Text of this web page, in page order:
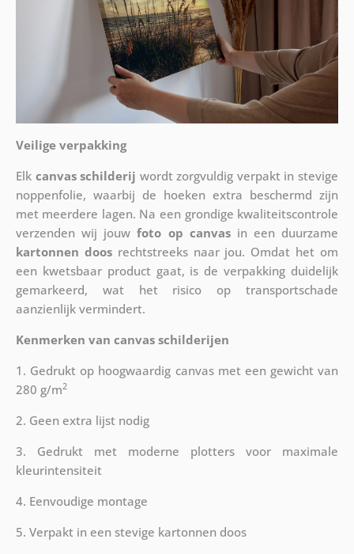
Veilige verpakking
Elk canvas schilderij wordt zorgvuldig verpakt in stevige
noppenfolie, waarbij de hoeken extra beschermd zijn
met meerdere lagen. Na een grondige kwaliteitscontrole
verzenden wij jouwfoto op canvasin een duurzame
kartonnen doosrechtstreeks naar jou. Omdat het om
een kwetsbaar product gaat, is de verpakking duidelijk
gemarkeerd, wat het risico op transportschade
aanzienlijk vermindert.
Kenmerken van canvas schilderijen
1. Gedrukt op hoogwaardig canvas met een gewicht van
280 g/m2
2. Geen extra lijst nodig
3. Gedrukt met moderne plotters voor maximale
kleurintensiteit
4. Eenvoudige montage
5. Verpakt in een stevige kartonnen doos